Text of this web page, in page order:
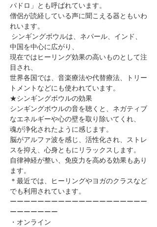
パドロ」とも呼ばれています。
僧侶が読経している声に聞こえる器ともいわ
れいます。
シンギングボウルは、ネパール、インド、
中国を中心に広がり、
現在ではヒーリング効果の高いものとして注
目され、
世界各国では、音楽療法や代替療法、トリー
トメントなどにも使われています。
★シンギングボウルの効果
シンギングボウルの音を聴くと、ネガティブ
なエネルギーや心の壁を取り除いてくれ、
魂が浄化されたように感じます。
脳がアルファ波を感じ、活性化され、ストレ
スを抑え、心身ともにリラックスします。
自律神経が整い、免疫力を高める効果もあり
ます。
＊最近では、ヒーリングやヨガのクラスなど
でも利用されています。
ーーーーーーーーーーーーーーーーーーーー
ーーーーーーー
・オンライン